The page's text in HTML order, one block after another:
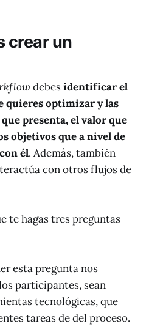
crear un
debesidentificar el
quieres optimizar y las
presenta, el valor que
objetivos que a nivel de
él. Además, también
con otros flujos de
te hagas tres preguntas
esta pregunta nos
participantes, sean
tecnológicas, que
tareas de del proceso.